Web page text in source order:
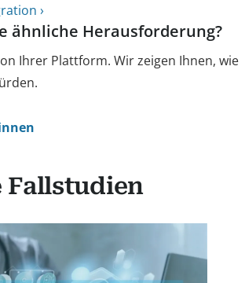
›
ähnliche Herausforderung?
Ihrer Plattform. Wir zeigen Ihnen, wie
Fallstudien